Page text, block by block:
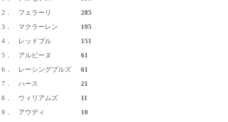
2．
フェラーリ
285
3．
マクラーレン
195
4．
レッドブル
151
5．
アルピーヌ
61
6．
レーシングブルズ
61
7．
ハース
21
8．
ウィリアムズ
11
9．
アウディ
10